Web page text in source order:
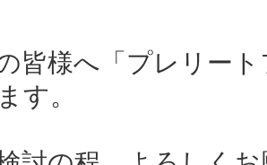
皆様へ「プレリー
す。